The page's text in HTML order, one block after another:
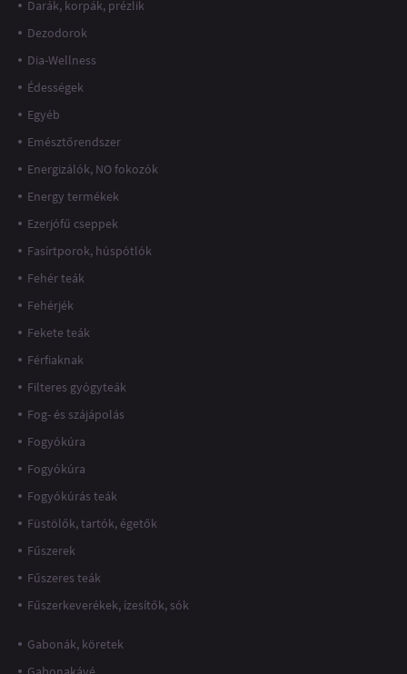
Darák, korpák, prézlik
Dezodorok
Dia-Wellness
Édességek
Egyéb
Emésztőrendszer
Energizálók, NO fokozók
Energy termékek
Ezerjófű cseppek
Fasírtporok, húspótlók
Fehér teák
Fehérjék
Fekete teák
Férfiaknak
Filteres gyógyteák
Fog- és szájápolás
Fogyókúra
Fogyókúra
Fogyókúrás teák
Füstölők, tartók, égetők
Fűszerek
Fűszeres teák
Fűszerkeverékek, ízesítők, sók
Gabonák, köretek